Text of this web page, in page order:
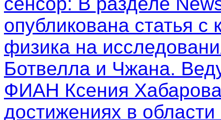
опубликована статья
физика на
Ботвелла и Чжана.
ФИАН Ксения
достижениях в